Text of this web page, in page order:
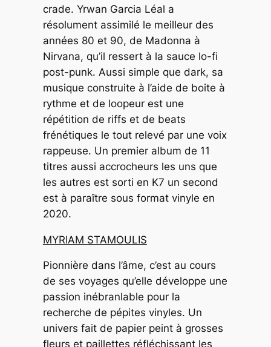
crade. Yrwan Garcia Léal a
résolument assimilé le meilleur des
années 80 et 90, de Madonna à
Nirvana, qu’il ressert à la sauce lo-fi
post-punk. Aussi simple que dark, sa
musique construite à l’aide de boite à
rythme et de loopeur est une
répétition de riffs et de beats
frénétiques le tout relevé par une voix
rappeuse. Un premier album de 11
titres aussi accrocheurs les uns que
les autres est sorti en K7 un second
est à paraître sous format vinyle en
2020.
MYRIAM STAMOULIS
Pionnière dans l’âme, c’est au cours
de ses voyages qu’elle développe une
passion inébranlable pour la
recherche de pépites vinyles. Un
univers fait de papier peint à grosses
fleurs et paillettes réfléchissant les